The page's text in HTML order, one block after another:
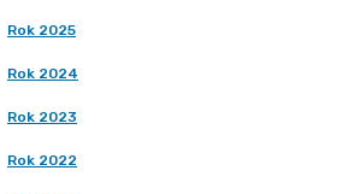
Rok 2025
Rok 2024
Rok 2023
Rok 2022